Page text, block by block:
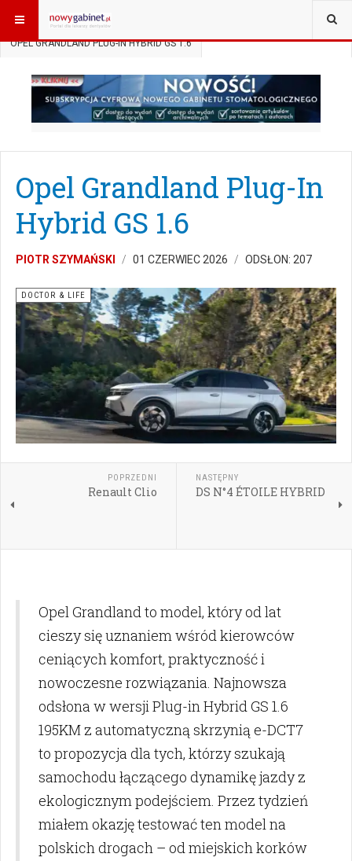
JESTEŚ TUTAJ: START
OPEL GRANDLAND PLUG-IN HYBRID GS 1.6
Opel Grandland Plug-In
Hybrid GS 1.6
PIOTR SZYMAŃSKI 01 CZERWIEC 2026 ODSŁON: 207
DOCTOR & LIFE
POPRZEDNI
Renault Clio
NASTĘPNY
DS N°4 ÉTOILE HYBRID
Opel Grandland to model, który od lat
cieszy się uznaniem wśród kierowców
ceniących komfort, praktyczność i
nowoczesne rozwiązania. Najnowsza
odsłona w wersji Plug-in Hybrid GS 1.6
195KM z automatyczną skrzynią e-DCT7
to propozycja dla tych, którzy szukają
samochodu łączącego dynamikę jazdy z
ekologicznym podejściem. Przez tydzień
miałem okazję testować ten model na
polskich drogach – od miejskich korków